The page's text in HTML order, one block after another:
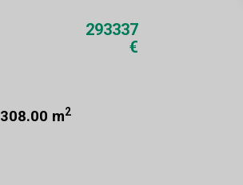
293337
€
308.00 m2